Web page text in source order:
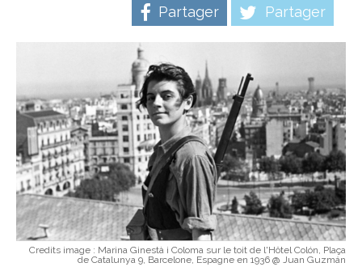
Partager Partager
Credits image : Marina Ginestà i Coloma sur le toit de l'Hôtel Colón, Plaça
de Catalunya 9, Barcelone, Espagne en 1936 @ Juan Guzmán